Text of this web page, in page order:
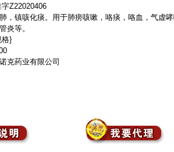
Z22020406
，镇咳化痰。用于肺痨咳嗽，咯痰，咯血，气虚
炎等。
格}
克药业有限公司